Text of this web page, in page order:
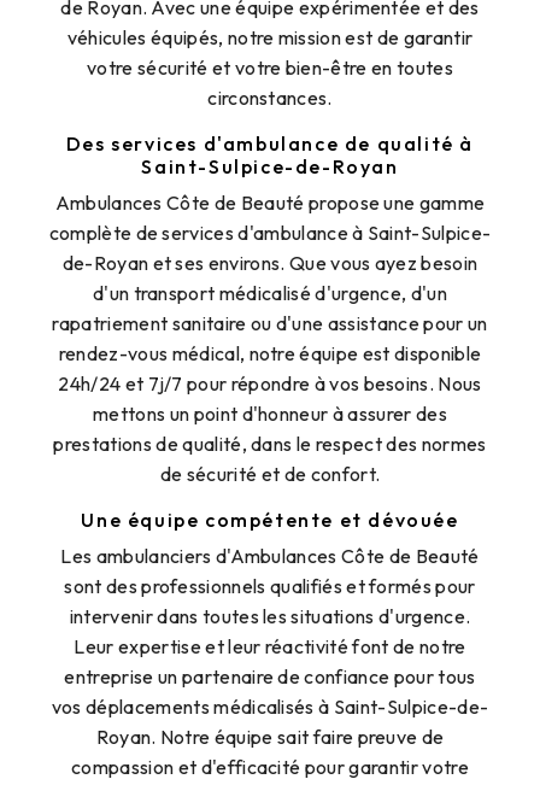
de Royan. Avec une équipe expérimentée et des
véhicules équipés, notre mission est de garantir
votre sécurité et votre bien-être en toutes
circonstances.
Des services d'ambulance de qualité à
Saint-Sulpice-de-Royan
Ambulances Côte de Beauté propose une gamme
complète de services d'ambulance à Saint-Sulpice-
de-Royan et ses environs. Que vous ayez besoin
d'un transport médicalisé d'urgence, d'un
rapatriement sanitaire ou d'une assistance pour un
rendez-vous médical, notre équipe est disponible
24h/24 et 7j/7 pour répondre à vos besoins. Nous
mettons un point d'honneur à assurer des
prestations de qualité, dans le respect des normes
de sécurité et de confort.
Une équipe compétente et dévouée
Les ambulanciers d'Ambulances Côte de Beauté
sont des professionnels qualifiés et formés pour
intervenir dans toutes les situations d'urgence.
Leur expertise et leur réactivité font de notre
entreprise un partenaire de confiance pour tous
vos déplacements médicalisés à Saint-Sulpice-de-
Royan. Notre équipe sait faire preuve de
compassion et d'efficacité pour garantir votre